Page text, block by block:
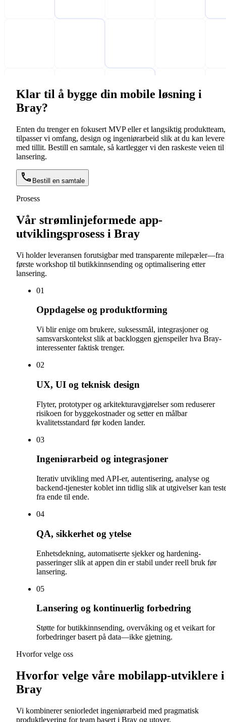
Klar til å bygge din mobile løsning i
Bray?
Enten du trenger en fokusert MVP eller et langsiktig produktteam,
tilpasser vi omfang, design og ingeniørarbeid slik at du kan levere
med tillit. Bestill en samtale, så kartlegger vi den raskeste veien til
lansering.
Bestill en samtale
Prosess
Vår strømlinjeformede app-
utviklingsprosess i Bray
Vi holder leveransen forutsigbar med transparente milepæler—fra
første workshop til butikkinnsending og optimalisering etter
lansering.
01
Oppdagelse og produktforming
Vi blir enige om brukere, suksessmål, integrasjoner og
samsvarskontekst slik at backloggen gjenspeiler hva Bray-
interessenter faktisk trenger.
02
UX, UI og teknisk design
Flyter, prototyper og arkitekturavgjørelser som reduserer
risikoen for byggekostnader og setter en målbar
kvalitetsstandard før koden lander.
03
Ingeniørarbeid og integrasjoner
Iterativ utvikling med API-er, autentisering, analyse og
backend-tjenester koblet inn tidlig slik at utgivelser kan
fra ende til ende.
04
QA, sikkerhet og ytelse
Enhetsdekning, automatiserte sjekker og hardening-
passeringer slik at appen din er stabil under reell bruk før
lansering.
05
Lansering og kontinuerlig forbedring
Støtte for butikkinnsending, overvåking og et veikart for
forbedringer basert på data—ikke gjetning.
Hvorfor velge oss
Hvorfor velge våre mobilapp-utviklere i
Bray
Vi kombinerer seniorledet ingeniørarbeid med pragmatisk
produktlevering for team basert i Bray og utover.